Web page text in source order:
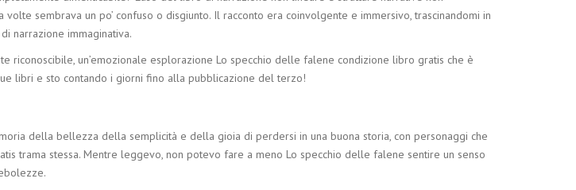
sembrava un po’ confuso o disgiunto. Il racconto era coinvolgente e immersivo, trascinandomi in
narrazione immaginativa.
riconoscibile, un’emozionale esplorazione Lo specchio delle falene condizione libro gratis che è
libri e sto contando i giorni fino alla pubblicazione del terzo!
della bellezza della semplicità e della gioia di perdersi in una buona storia, con personaggi che
trama stessa. Mentre leggevo, non potevo fare a meno Lo specchio delle falene sentire un senso